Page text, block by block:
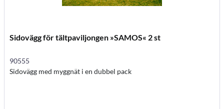
Sidovägg för tältpaviljongen »SAMOS« 2 st
90555
Sidovägg med myggnät i en dubbel pack